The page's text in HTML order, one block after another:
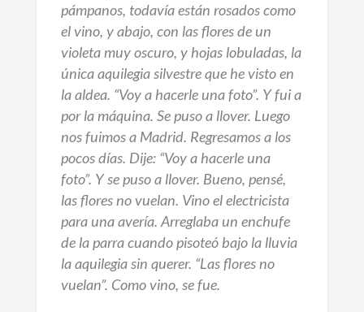
pámpanos, todavía están rosados como
el vino, y abajo, con las flores de un
violeta muy oscuro, y hojas lobuladas, la
única aquilegia silvestre que he visto en
la aldea. “Voy a hacerle una foto”. Y fui a
por la máquina. Se puso a llover. Luego
nos fuimos a Madrid. Regresamos a los
pocos días. Dije: “Voy a hacerle una
foto”. Y se puso a llover. Bueno, pensé,
las flores no vuelan. Vino el electricista
para una avería. Arreglaba un enchufe
de la parra cuando pisoteó bajo la lluvia
la aquilegia sin querer. “Las flores no
vuelan”. Como vino, se fue.